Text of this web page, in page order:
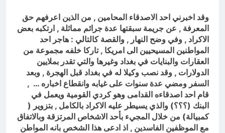
وقد اخبرني احد الاصدقاء المحامين , من الذين اعرفهم حق
المعرفة , عن جريمة سبقتها عدة جرائم مماثلة , ارتكبه بعض
الاكراد , وفي وضح النهار , والقصة كالتالي : هاجر احد
المواطنين المسيحيين الى امريكا , تاركا خلفه مجموعة من
العقارات والبنايات في بغداد وغيرها والتي تقدر بملايين
الدولارات , وقد نصب وكيلا له في بغداد قبل الهجرة , وبعد
السفر ومضي عدة سنوات على غيابه وانقطاع اخباره … ,
قام احد اصدقاءه القدامى وهو كردي القومية ويعمل في
البنك (؟؟؟) والذي يسيطر عليه الاكراد بالكامل , بتزوير (
كمبيالة) من خلال المجيء بأحد الاشخاص المرتزقة وبالاتفاق
مع الموظفين الفاسدين , اذ ادعى هذا الشخص بانه المواطن